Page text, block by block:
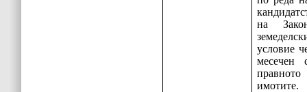
на
условие
месечен
правното
имотите.